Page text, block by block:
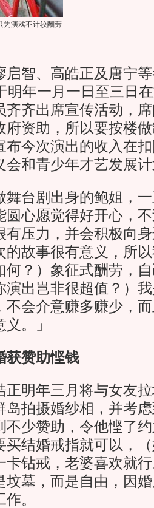
演戏不计较酬劳
智、高皓正及唐宁等
明年一月一日至三日
齐齐出席宣传活动，
府资助，所以要按楼
布今次演出的收入在
会和青少年才艺发展
台剧出身的鲍姐，一
圆心愿觉得好开心，
有压力，并会积极向
的故事很有意义，所
何？）象征式酬劳，
演出岂非很超值？）
不会介意赚多赚少，
。」
赞助悭钱
明年三月将与女友拉
岛拍摄婚纱相，并考
不少赞助，令他悭了
买结婚戒指就可以，
卡钻戒，老婆喜欢就
坟墓，而是自由，因
。